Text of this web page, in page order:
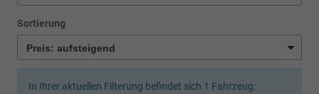
Sortierung
In Ihrer aktuellen Filterung befindet sich 1 Fahrzeug: